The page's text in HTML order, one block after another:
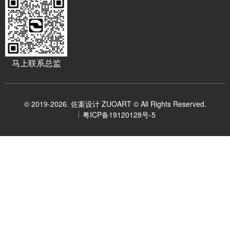
马上联系总监
© 2019-2026. 佐案设计 ZUOART © All Rights Reserved.
粤ICP备19120128号-5